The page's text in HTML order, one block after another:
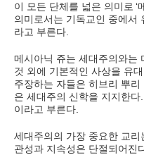
이 모든 단체를 넓은 의미로 ‘
의미로서는 기독교인 중에서
라고 부른다
메시아닉 쥬는 세대주의와는
것 외에 기본적인 사상을 유
주장하는 자들은 히브리 뿌
은 세대주의 신학을 지지한다
이라고 부른다
세대주의의 가장 중요한 교
관성과 지속성은 단절되어진